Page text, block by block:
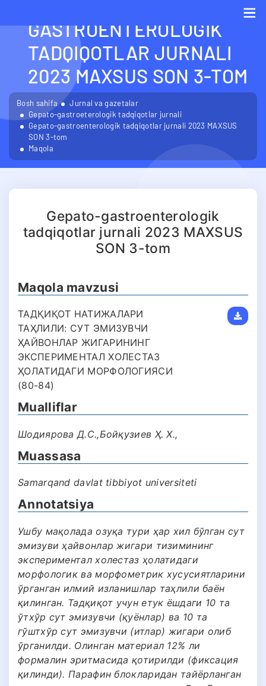
GASTROENTEROLOGIK
TADQIQOTLAR JURNALI
2023 MAXSUS SON 3-TOM
Bosh sahifa
Jurnal va gazetalar
Gepato-gastroeterologik tadqiqotlar jurnali
Gepato-gastroenterologik tadqiqotlar jurnali 2023 MAXSUS
SON 3-tom
Maqola
Gepato-gastroenterologik
tadqiqotlar jurnali 2023 MAXSUS
SON 3-tom
Maqola mavzusi
ТАДҚИҚОТ НАТИЖАЛАРИ
ТАҲЛИЛИ: СУТ ЭМИЗУВЧИ
ҲАЙВОНЛАР ЖИГАРИНИНГ
ЭКСПЕРИМЕНТАЛ ХОЛЕСТАЗ
ҲОЛАТИДАГИ МОРФОЛОГИЯСИ
(80-84)
Mualliflar
Шодиярова Д.С.,Бойқузиев Ҳ. Х.,
Muassasa
Samarqand davlat tibbiyot universiteti
Annotatsiya
Ушбу мақолада озуқа тури ҳар хил бўлган сут
эмизуви ҳайвонлар жигари тизимининг
экспериментал холестаз ҳолатидаги
морфологик ва морфометрик хусусиятларини
ўрганган илмий изланишлар таҳлили баён
қилинган. Тадқиқот учун етук ёшдаги 10 та
ўтхўр сут эмизувчи (қуёнлар) ва 10 та
гўштхўр сут эмизувчи (итлар) жигари олиб
ўрганилди. Олинган материал 12% ли
формалин эритмасида қотирилди (фиксация
қилинди). Парафин блокларидан тайёрланган